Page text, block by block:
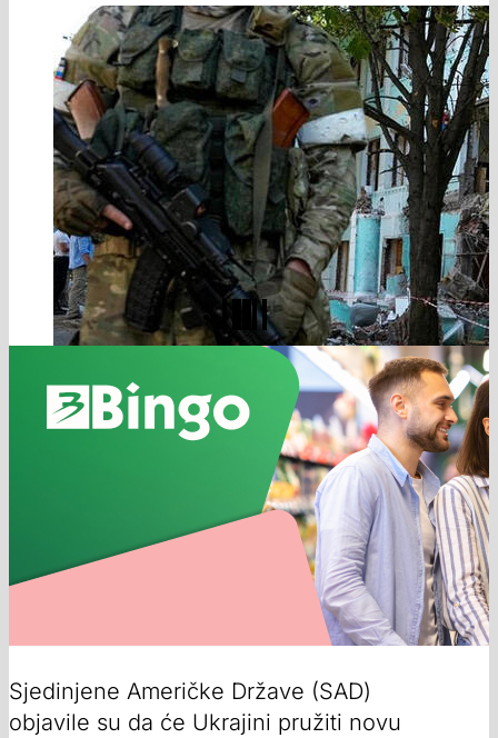
Sjedinjene Američke Države (SAD)
objavile su da će Ukrajini pružiti novu